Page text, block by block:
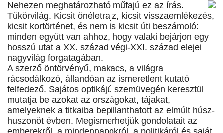
Nehezen meghatározható műfajú ez az írás.
Tükörvilág. Kicsit önéletrajz, kicsit visszaemlékezés,
kicsit kortörténet, és nem is kicsit úti beszámoló:
minden együtt van ahhoz, hogy valaki bejárjon egy
hosszú utat a XX. század végi-XXI. század elejei
nagyvilág forgatagában.
A szerző öntörvényű, makacs, a világra
rácsodálkozó, állandóan az ismeretlent kutató
felfedező. Sajátos optikájú szemüvegén keresztül
mutatja be azokat az országokat, tájakat,
amelyeknek a titkaiba bepillanthatott az elmúlt húsz-
huszonöt évben. Megismerhetjük gondolatait az